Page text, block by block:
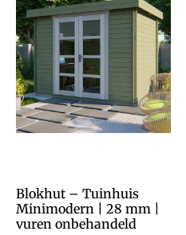
Blokhut – Tuinhuis
Minimodern | 28 mm |
vuren onbehandeld